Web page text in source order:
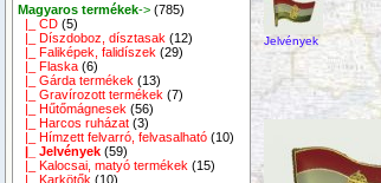
Magyaros termékek-> (785)
|_ CD (5)
|_ Díszdoboz, dísztasak (12)
|_ Faliképek, falidíszek (29)
|_ Flaska (6)
|_ Gárda termékek (13)
|_ Gravírozott termékek (7)
|_ Hűtőmágnesek (56)
|_ Harcos ruházat (3)
|_ Hímzett felvarró, felvasalható (10)
|_ Jelvények (59)
|_ Kalocsai, matyó termékek (15)
|_ Karkötők (10)
Jelvények